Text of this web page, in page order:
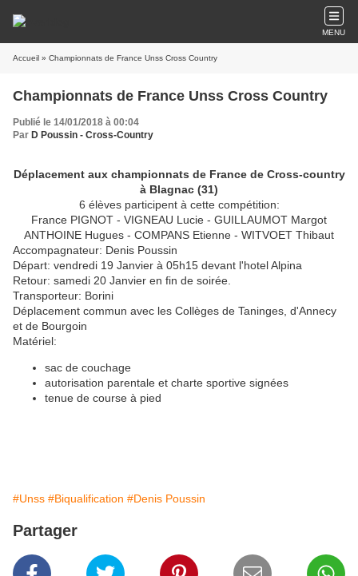
MENU
Accueil » Championnats de France Unss Cross Country
Championnats de France Unss Cross Country
Publié le 14/01/2018 à 00:04
Par D Poussin - Cross-Country
Déplacement aux championnats de France de Cross-country
à Blagnac (31)
6 élèves participent à cette compétition:
France PIGNOT - VIGNEAU Lucie - GUILLAUMOT Margot
ANTHOINE Hugues - COMPANS Etienne - WITVOET Thibaut
Accompagnateur: Denis Poussin
Départ: vendredi 19 Janvier à 05h15 devant l'hotel Alpina
Retour: samedi 20 Janvier en fin de soirée.
Transporteur: Borini
Déplacement commun avec les Collèges de Taninges, d'Annecy
et de Bourgoin
Matériel:
sac de couchage
autorisation parentale et charte sportive signées
tenue de course à pied
#Unss #Biqualification #Denis Poussin
Partager